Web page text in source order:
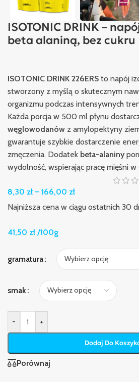
ISOTONIC DRINK –
beta alaniną, bez cukru
ISOTONIC DRINK 226ERS to napój
stworzony z myślą o skutecznym
organizmu podczas intensywnych
Każda porcja w 500 ml płynu
węglowodanów z amylopektyny
gwarantuje szybkie dostarczenie
zmęczenia. Dodatek beta-alaniny
wydolność, wspierając pracę mięśni w
8,30 zł – 166,00 zł
Najniższa cena w ciągu ostatnich 30
41,50 zł /100g
gramatura
smak
- +
Dodaj Do
Porównaj